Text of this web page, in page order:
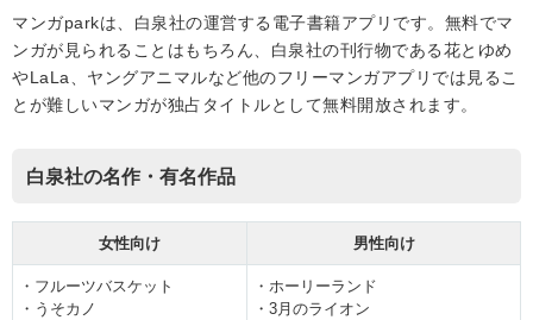
マンガparkは、白泉社の運営する電子書籍アプリです。無料でマ
ンガが見られることはもちろん、白泉社の刊行物である花とゆめ
やLaLa、ヤングアニマルなど他のフリーマンガアプリでは見るこ
とが難しいマンガが独占タイトルとして無料開放されます。
白泉社の名作・有名作品
女性向け 男性向け
・フルーツバスケット
・うそカノ
・ホーリーランド
・3月のライオン